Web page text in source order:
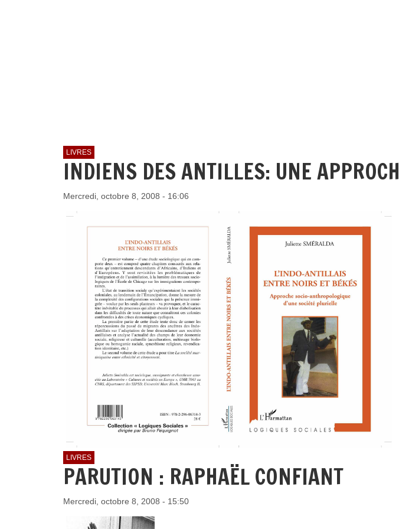
LIVRES
INDIENS DES ANTILLES: UNE
Mercredi, octobre 8, 2008 - 16:06
LIVRES
PARUTION : RAPHAËL CONFIANT
Mercredi, octobre 8, 2008 - 15:50